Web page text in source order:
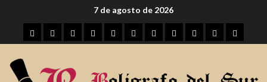
contenido
7 de agosto de 2026
InicioTampicoMaderoAltamiraTamaulipas
RegiónNota MéxicoInternacional
Farándula